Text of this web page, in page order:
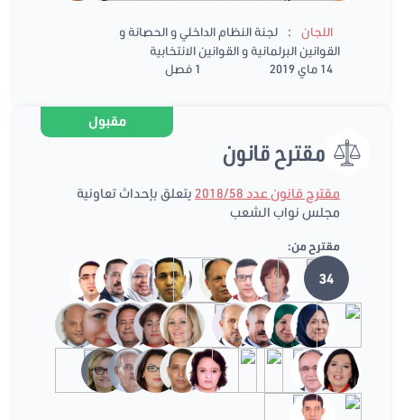
اللجان :
لجنة النظام الداخلي و الحصانة و
القوانين البرلمانية و القوانين الانتخابية
14 ماي 2019
1 فصل
مقبول
مقترح قانون
مقترح قانون عدد 2018/58
يتعلق بإحداث تعاونية
مجلس نواب الشعب
مقترح من:
34